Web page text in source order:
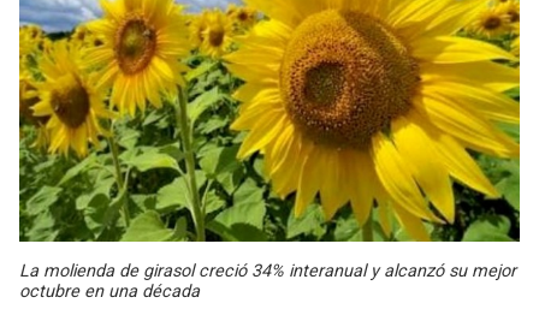
La molienda de girasol creció 34% interanual y alcanzó su mejor
octubre en una década